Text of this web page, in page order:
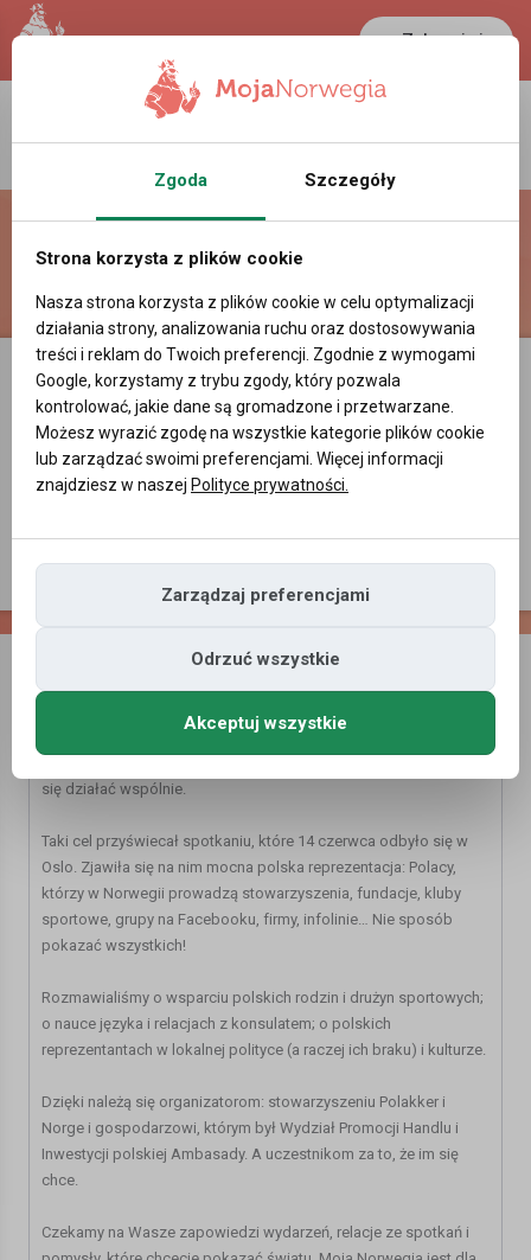
Zaloguj się
redakcja@mojanorwegia.pl 21 999 416
Polacy biorą sprawy w swoje ręce. Spotkanie
liderów Polonii w Oslo
zdziałali. Bo, że działają – to wiadomo. Ale nie zawsze o tym
się działać wspólnie.
Taki cel przyświecał spotkaniu, które 14 czerwca odbyło się w
Oslo. Zjawiła się na nim mocna polska reprezentacja: Polacy,
którzy w Norwegii prowadzą stowarzyszenia, fundacje, kluby
sportowe, grupy na Facebooku, firmy, infolinie… Nie sposób
pokazać wszystkich!
Rozmawialiśmy o wsparciu polskich rodzin i drużyn sportowych;
o nauce języka i relacjach z konsulatem; o polskich
reprezentantach w lokalnej polityce (a raczej ich braku) i kulturze.
Dzięki należą się organizatorom: stowarzyszeniu Polakker i
Norge i gospodarzowi, którym był Wydział Promocji Handlu i
Inwestycji polskiej Ambasady. A uczestnikom za to, że im się
chce.
Czekamy na Wasze zapowiedzi wydarzeń, relacje ze spotkań i
Zgoda Szczegóły
Strona korzysta z plików cookie
Nasza strona korzysta z plików cookie w celu optymalizacji
działania strony, analizowania ruchu oraz dostosowywania
treści i reklam do Twoich preferencji. Zgodnie z wymogami
Google, korzystamy z trybu zgody, który pozwala
kontrolować, jakie dane są gromadzone i przetwarzane.
Możesz wyrazić zgodę na wszystkie kategorie plików cookie
lub zarządzać swoimi preferencjami. Więcej informacji
znajdziesz w naszej Polityce prywatności.
Zarządzaj preferencjami
Odrzuć wszystkie
Akceptuj wszystkie